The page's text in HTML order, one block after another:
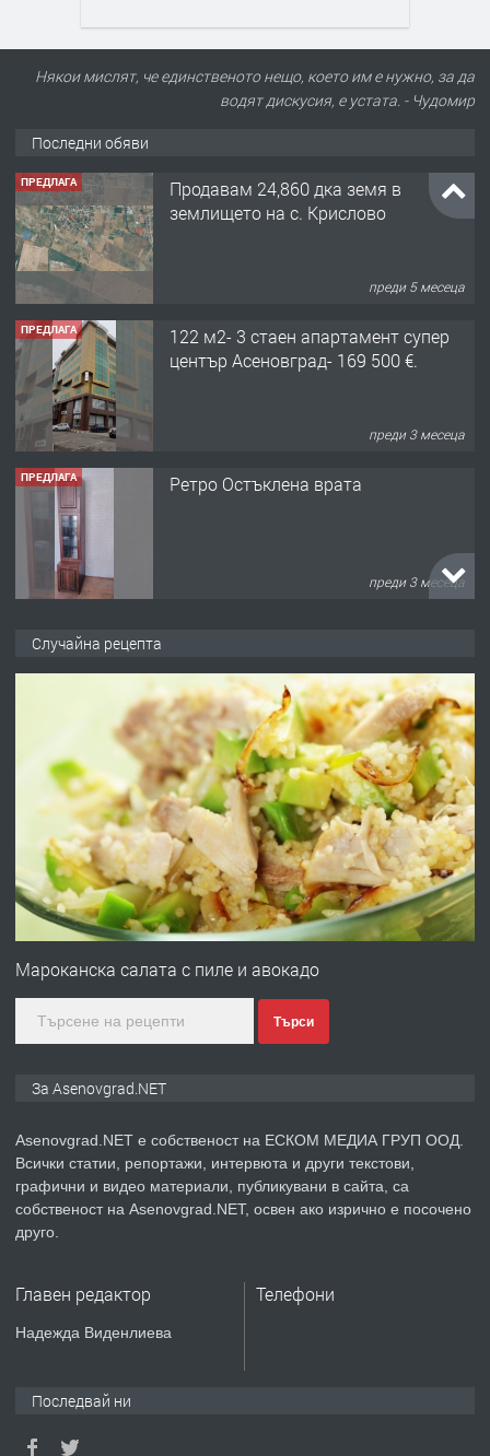
Някои мислят, че единственото нещо, което им е нужно, за да
водят дискусия, е устата. - Чудомир
Последни обяви
ПРЕДЛАГА
122 м2- 3 стаен апартамент супер
център Асеновград- 169 500 €.
преди 3 месеца
ПРЕДЛАГА Ретро Остъклена врата
преди 3 месеца
ПРЕДЛАГА
🌟HYUNDAI i10 - 2024 | Само 55 лв./
преди 10 месеца
преди 1 година
ПРЕДЛАГА
Професионална зеленчукорезачка
за заведения и дома
преди 1 година
ПРЕДЛАГА Дава под наем Асеновград
преди 2 години
ПРЕДЛАГА ремонт на покриви
Висококачествени Целофанови
Случайна рецепта
Мароканска салата с пиле и авокадо
Търси
За Asenovgrad.NET
Asenovgrad.NET е собственост на ЕСКОМ МЕДИА ГРУП ООД.
Всички статии, репортажи, интервюта и други текстови,
графични и видео материали, публикувани в сайта, са
собственост на Asenovgrad.NET, освен ако изрично е посочено
друго.
Главен редактор
Надежда Виденлиева
Телефони
Последвай ни